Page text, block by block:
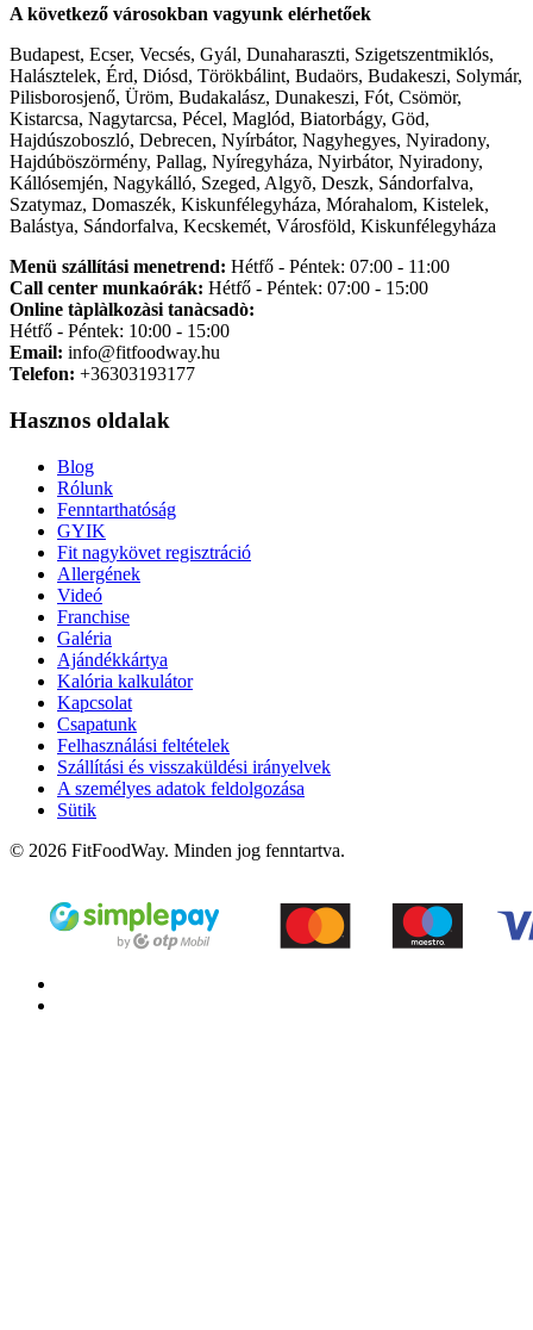
A következő városokban vagyunk elérhetőek
Budapest, Ecser, Vecsés, Gyál, Dunaharaszti, Szigetszentmiklós,
Halásztelek, Érd, Diósd, Törökbálint, Budaörs, Budakeszi, Solymár,
Pilisborosjenő, Üröm, Budakalász, Dunakeszi, Fót, Csömör,
Kistarcsa, Nagytarcsa, Pécel, Maglód, Biatorbágy, Göd,
Hajdúszoboszló, Debrecen, Nyírbátor, Nagyhegyes, Nyiradony,
Hajdúböszörmény, Pallag, Nyíregyháza, Nyirbátor, Nyiradony,
Kállósemjén, Nagykálló, Szeged, Algyõ, Deszk, Sándorfalva,
Szatymaz, Domaszék, Kiskunfélegyháza, Mórahalom, Kistelek,
Balástya, Sándorfalva, Kecskemét, Városföld, Kiskunfélegyháza
Menü szállítási menetrend: Hétfő - Péntek: 07:00 - 11:00
Call center munkaórák: Hétfő - Péntek: 07:00 - 15:00
Online tàplàlkozàsi tanàcsadò:
Hétfő - Péntek: 10:00 - 15:00
Email: info@fitfoodway.hu
Telefon: +36303193177
Hasznos oldalak
Blog
Rólunk
Fenntarthatóság
GYIK
Fit nagykövet regisztráció
Allergének
Videó
Franchise
Galéria
Ajándékkártya
Kalória kalkulátor
Kapcsolat
Csapatunk
Felhasználási feltételek
Szállítási és visszaküldési irányelvek
A személyes adatok feldolgozása
Sütik
© 2026 FitFoodWay. Minden jog fenntartva.